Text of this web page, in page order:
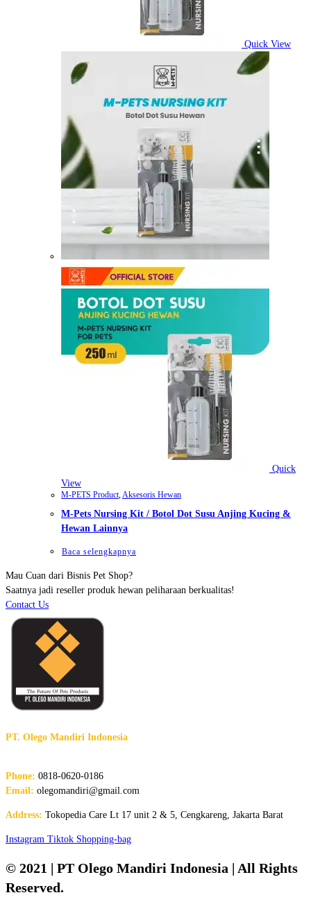
Quick View
Quick
View
M-PETS Product Aksesoris Hewan
M-Pets Nursing Kit / Botol Dot Susu Anjing Kucing &
Hewan Lainnya
Baca selengkapnya
Mau Cuan dari Bisnis Pet Shop?
Saatnya jadi reseller produk hewan peliharaan berkualitas!
Contact Us
PT. Olego Mandiri Indonesia
Phone: 0818-0620-0186
Email: olegomandiri@gmail.com
Address: Tokopedia Care Lt 17 unit 2 & 5, Cengkareng, Jakarta Barat
Instagram Tiktok Shopping-bag
© 2021 | PT Olego Mandiri Indonesia | All Rights
Reserved.